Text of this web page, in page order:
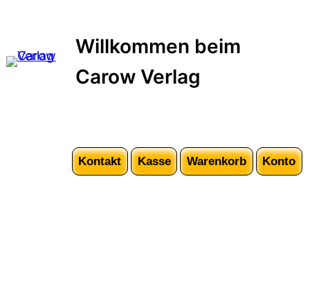
springen
Willkommen beim
Carow Verlag
Kontakt Kasse Warenkorb Konto